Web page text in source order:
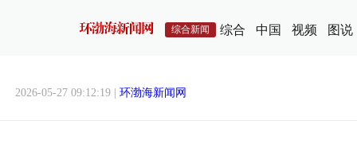
综合新闻 综合 中国 视频 图说
2026-05-27 09:12:19 | 环渤海新闻网